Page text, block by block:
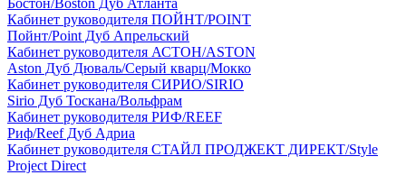
Бостон/Boston Дуб Атланта
Кабинет руководителя ПОЙНТ/POINT
Пойнт/Point Дуб Апрельский
Кабинет руководителя АСТОН/ASTON
Aston Дуб Дюваль/Серый кварц/Мокко
Кабинет руководителя СИРИО/SIRIO
Sirio Дуб Тоскана/Вольфрам
Кабинет руководителя РИФ/REEF
Риф/Reef Дуб Адриа
Кабинет руководителя СТАЙЛ ПРОДЖЕКТ ДИРЕКТ/Style
Project Direct